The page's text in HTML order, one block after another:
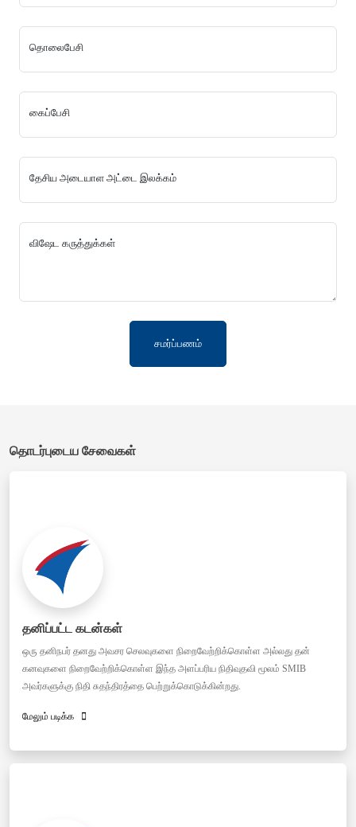
தொலைபேசி
கைப்பேசி
தேசிய அடையாள அட்டை இலக்கம்
விஷேட கருத்துக்கள்
சமர்ப்பணம்
தொடர்புடைய சேவைகள்
தனிப்பட்ட கடன்கள்
ஒரு தனிநபர் தனது அவசர செலவுகளை நிறைவேற்றிக்கொள்ள அல்லது தன்
கனவுகளை நிறைவேற்றிக்கொள்ள இந்த அளப்பரிய நிதிவுதவி மூலம் SMIB
அவர்களுக்கு நிதி சுதந்திரத்தை பெற்றுக்கொடுக்கின்றது.
மேலும் படிக்க